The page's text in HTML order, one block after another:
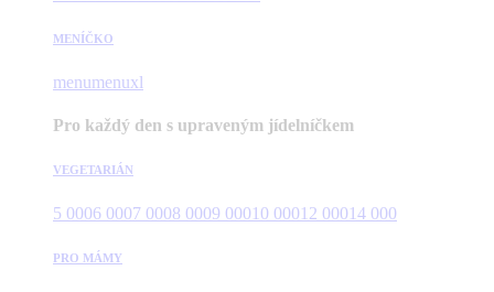
MENÍČKO
menumenuxl
Pro každý den s upraveným jídelníčkem
VEGETARIÁN
5 0006 0007 0008 0009 00010 00012 00014 000
PRO MÁMY